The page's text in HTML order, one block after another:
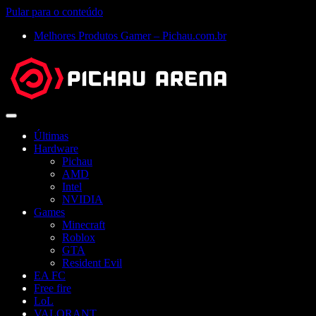
Pular para o conteúdo
Melhores Produtos Gamer – Pichau.com.br
Abrir
Últimas
Hardware
Pichau
AMD
Intel
NVIDIA
Games
Minecraft
Roblox
GTA
Resident Evil
EA FC
Free fire
LoL
VALORANT